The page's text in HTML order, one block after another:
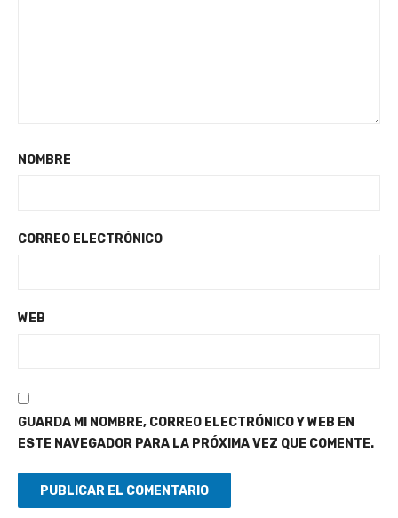
NOMBRE
CORREO ELECTRÓNICO
WEB
GUARDA MI NOMBRE, CORREO ELECTRÓNICO Y WEB EN
ESTE NAVEGADOR PARA LA PRÓXIMA VEZ QUE COMENTE.